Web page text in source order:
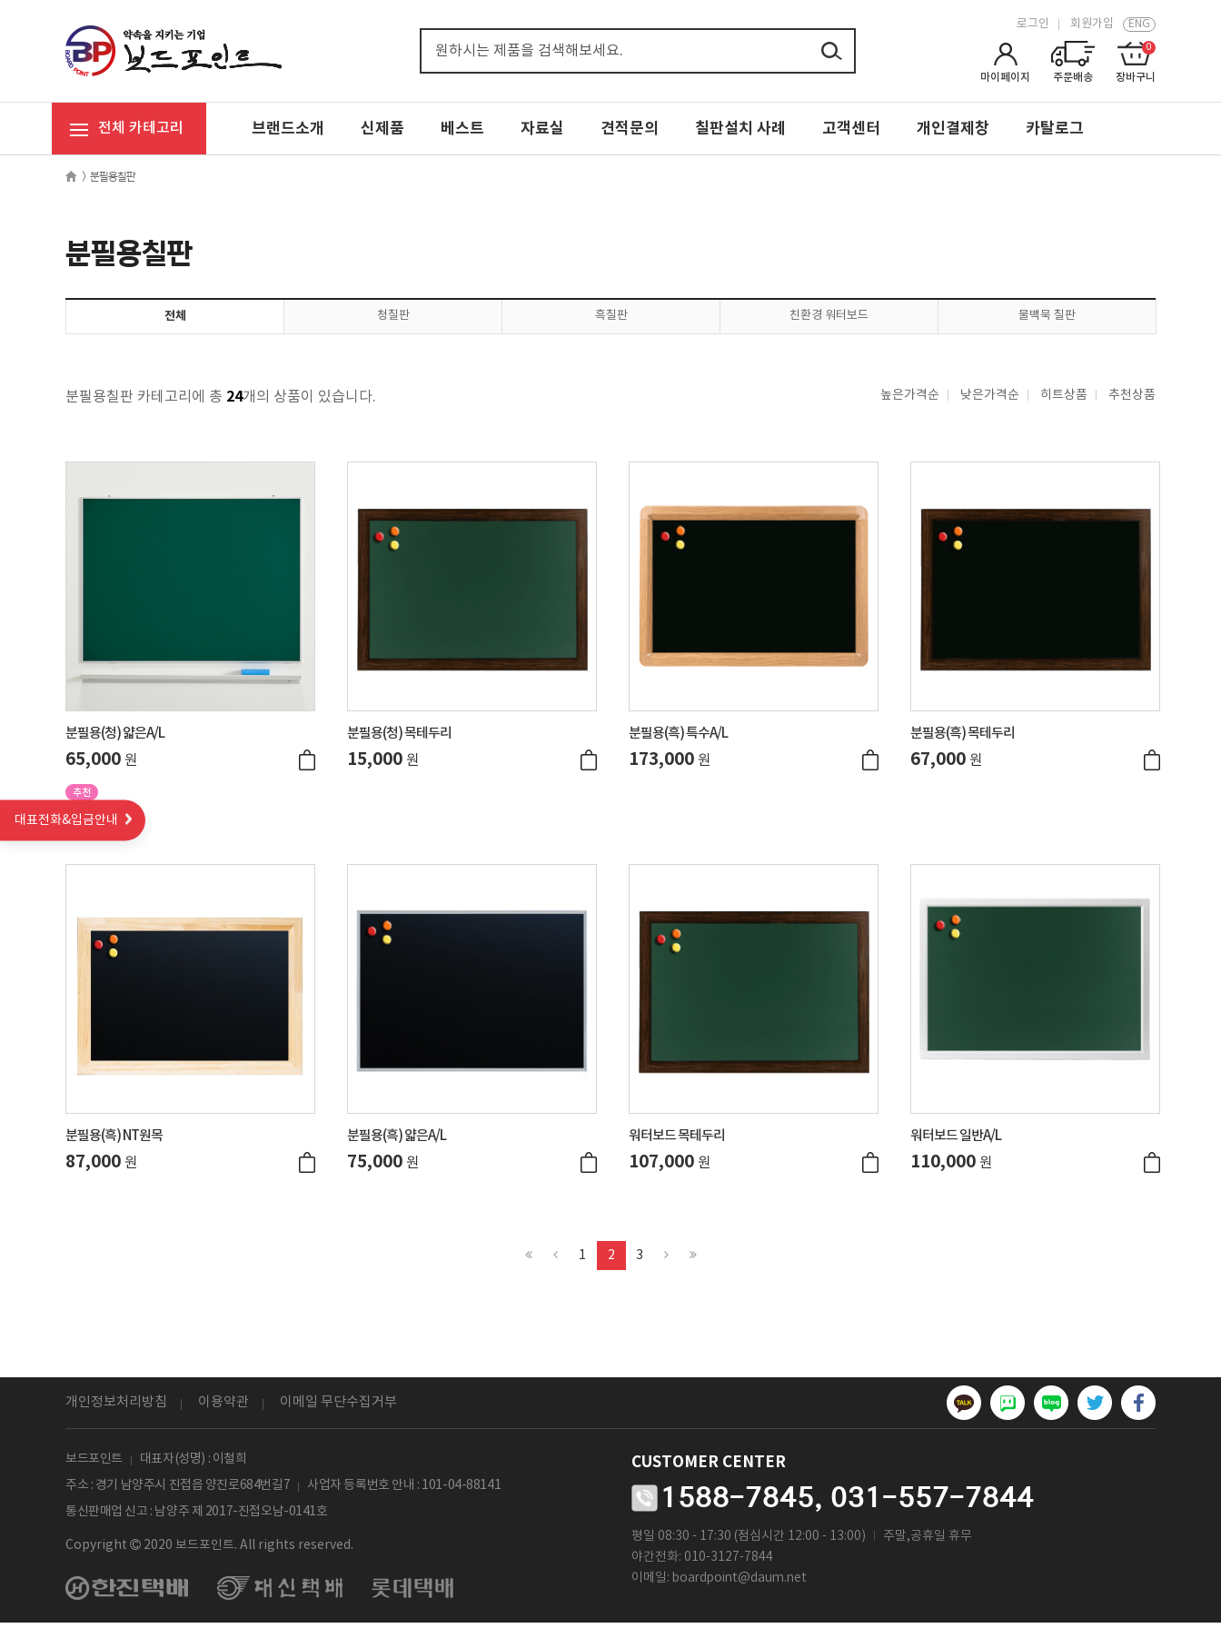
로그인 회원가입 ENG
마이페이지 주문배송
0
장바구니
전체 카테고리 브랜드소개 신제품 베스트 자료실 견적문의 칠판설치 사례 고객센터 개인결제창 카탈로그
> 분필용칠판
분필용칠판
대표전화&입금안내
전체 청칠판 흑칠판 친환경 워터보드 물백묵 칠판
분필용칠판 카테고리에 총 24개의 상품이 있습니다. 높은가격순 낮은가격순 히트상품 추천상품
분필용(청) 얇은A/L
65,000 원
분필용(청) 목테두리
15,000 원
분필용(흑) 특수A/L
173,000 원
분필용(흑) 목테두리
67,000 원
분필용(흑) NT원목
87,000 원
분필용(흑) 얇은A/L
75,000 원
워터보드 목테두리
107,000 원
워터보드 일반A/L
110,000 원
1 2 3
개인정보처리방침 이용약관 이메일 무단수집거부
보드포인트
대표자(성명) : 이철희
주소 : 경기 남양주시 진접읍 양진로684번길7
사업자 등록번호 안내 : 101-04-88141
통신판매업 신고 : 남양주 제 2017-진접오남-0141호
Copyright 2020 보드포인트. All rights reserved.
CUSTOMER CENTER
1588-7845, 031-557-7844
평일 08:30 - 17:30 (점심시간 12:00 - 13:00)
주말,공휴일 휴무
야간전화: 010-3127-7844
이메일: boardpoint@daum.net